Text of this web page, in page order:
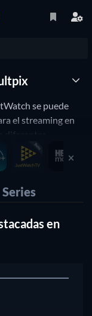
se puede
el streaming en
de streaming
todos los
atributos.
Series
en